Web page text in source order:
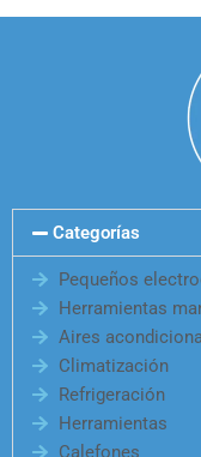
Categorías
Pequeños
Herramientas
Aires
Climatización
Refrigeración
Herramientas
Calefones